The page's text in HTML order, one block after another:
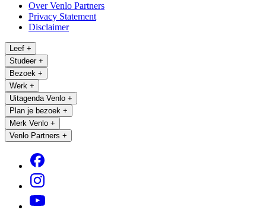
Over Venlo Partners
Privacy Statement
Disclaimer
Leef +
Studeer +
Bezoek +
Werk +
Uitagenda Venlo +
Plan je bezoek +
Merk Venlo +
Venlo Partners +